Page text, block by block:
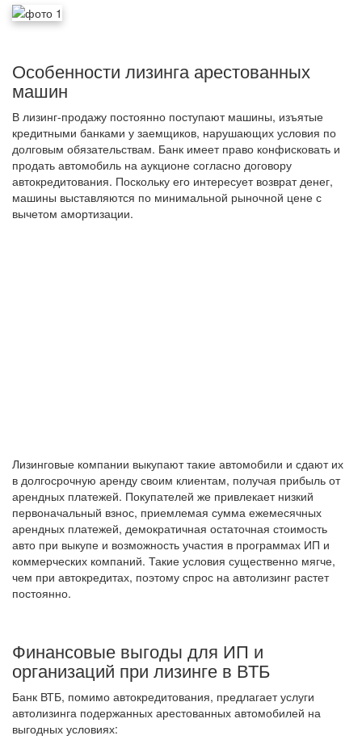
Особенности лизинга арестованных
машин
В лизинг-продажу постоянно поступают машины, изъятые
кредитными банками у заемщиков, нарушающих условия по
долговым обязательствам. Банк имеет право конфисковать и
продать автомобиль на аукционе согласно договору
автокредитования. Поскольку его интересует возврат денег,
машины выставляются по минимальной рыночной цене с
вычетом амортизации.
Лизинговые компании выкупают такие автомобили и сдают их
в долгосрочную аренду своим клиентам, получая прибыль от
арендных платежей. Покупателей же привлекает низкий
первоначальный взнос, приемлемая сумма ежемесячных
арендных платежей, демократичная остаточная стоимость
авто при выкупе и возможность участия в программах ИП и
коммерческих компаний. Такие условия существенно мягче,
чем при автокредитах, поэтому спрос на автолизинг растет
постоянно.
Финансовые выгоды для ИП и
организаций при лизинге в ВТБ
Банк ВТБ, помимо автокредитования, предлагает услуги
автолизинга подержанных арестованных автомобилей на
выгодных условиях: